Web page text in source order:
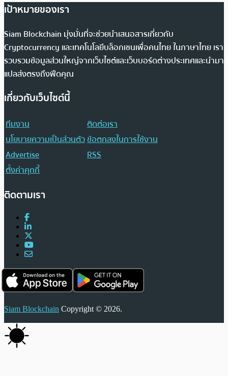
เป้าหมายของเรา
Siam Blockchain มุ่งมั่นที่จะช่วยนำเสนอสารเกี่ยวกับ
Cryptocurrency และเทคโนโลยีบล็อกเชนเพื่อคนไทย ในภาษาไทย เรา
รวบรวมข้อมูลส่วนใหญ่จากเว็บไซต์และเว็บบอร์ดต่างประเทศและนำมา
แปลส่งตรงถึงฟีดคุณ
เกี่ยวกับเว็บไซต์นี้
ทีมงาน
ติดต่อเรา
นโยบายความเป็นส่วนตัวข้อตกลงในการใช้งาน
Advertise
RSS
ตั้งค่าคุกกี้
ติดตามเรา
Siam Blockchain Copyright © 2026.